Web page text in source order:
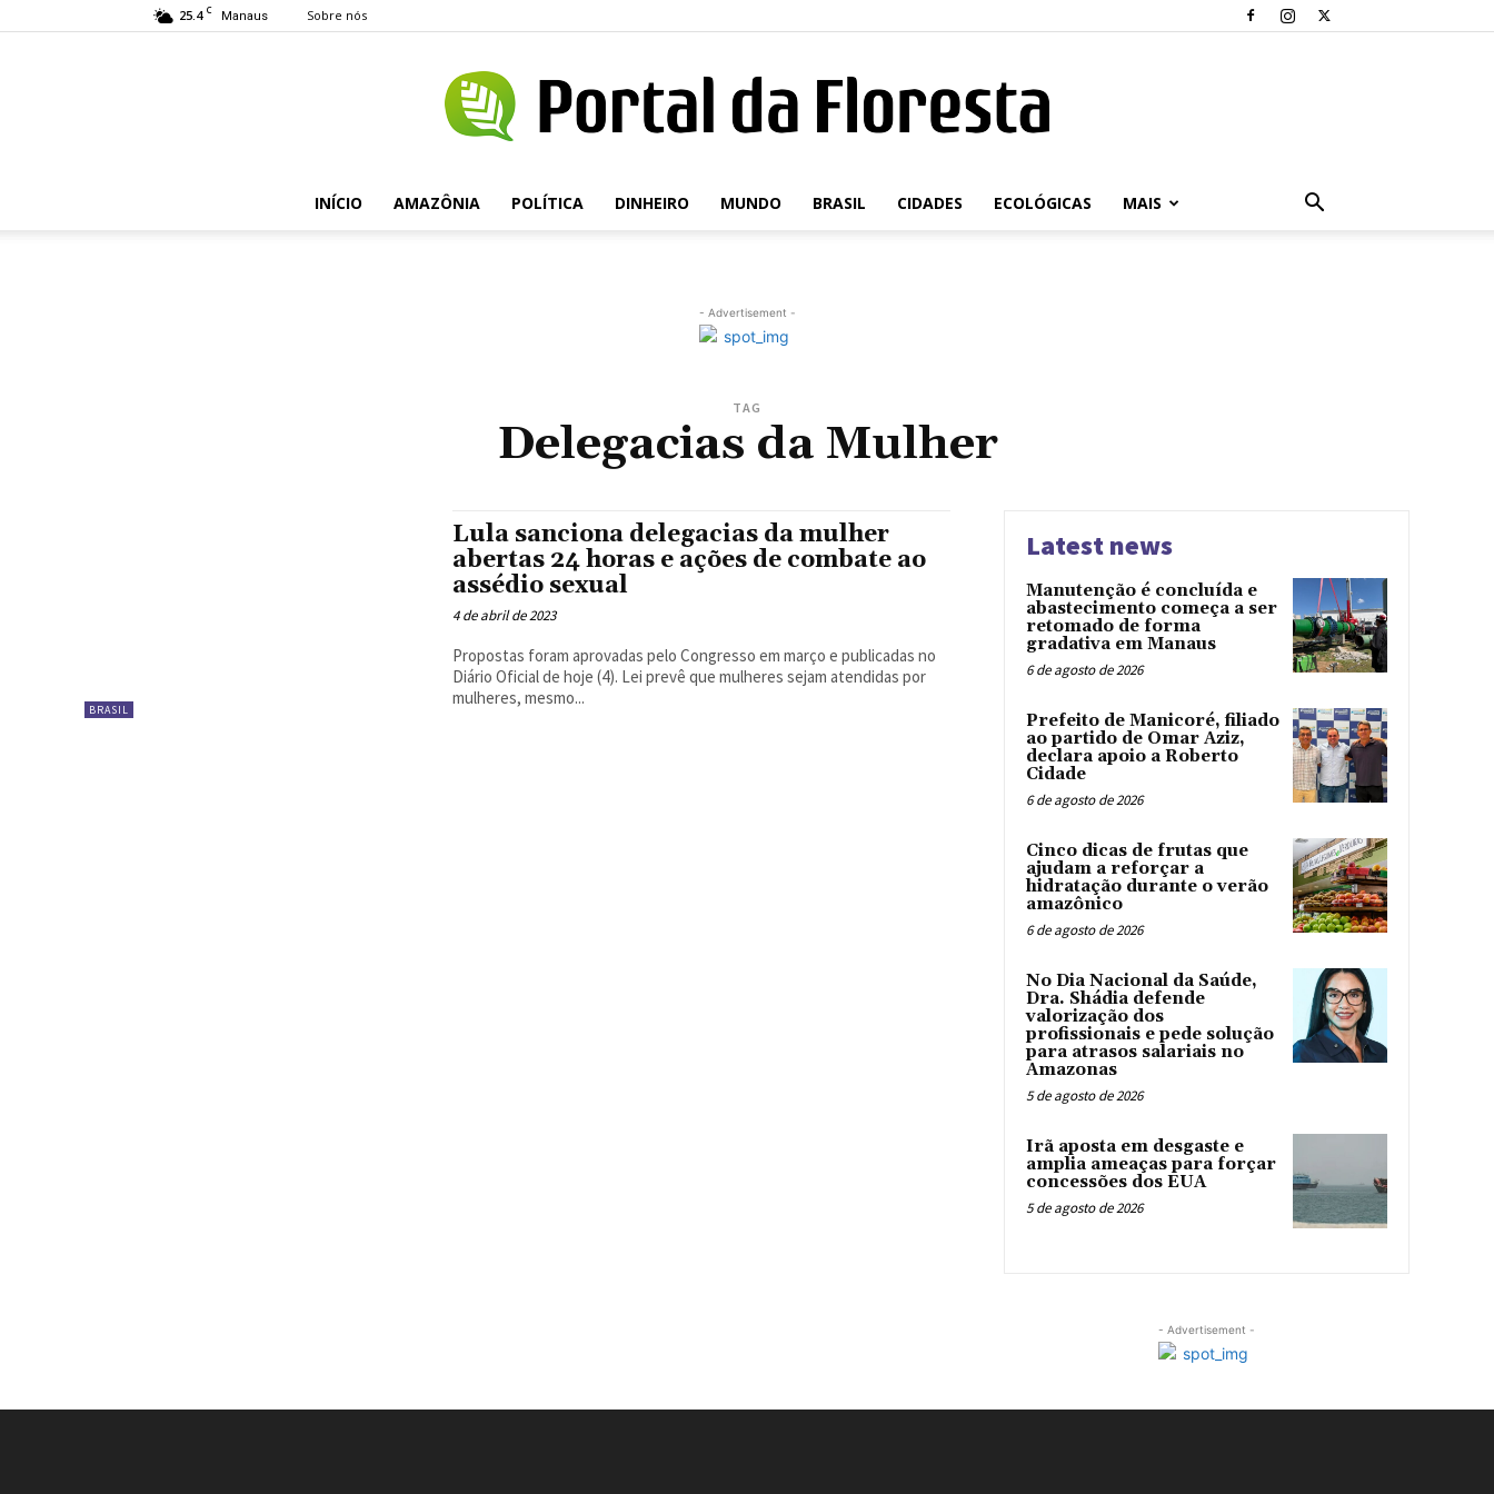
25.4 C Manaus Sobre nós
Portal
INÍCIO AMAZÔNIA POLÍTICA DINHEIRO MUNDO BRASIL CIDADES ECOLÓGICAS MAIS
- Advertisement -
TAG
Delegacias da Mulher
BRASIL
Lula sanciona delegacias da mulher
abertas 24 horas e ações de combate ao
assédio sexual
4 de abril de 2023
Propostas foram aprovadas pelo Congresso em março e publicadas no
Diário Oficial de hoje (4). Lei prevê que mulheres sejam atendidas por
mulheres, mesmo...
Latest news
Manutenção é concluída e
abastecimento começa a ser
retomado de forma
gradativa em Manaus
6 de agosto de 2026
Prefeito de Manicoré, filiado
ao partido de Omar Aziz,
declara apoio a Roberto
Cidade
6 de agosto de 2026
Cinco dicas de frutas que
ajudam a reforçar a
hidratação durante o verão
amazônico
6 de agosto de 2026
No Dia Nacional da Saúde,
Dra. Shádia defende
valorização dos
profissionais e pede solução
para atrasos salariais no
Amazonas
5 de agosto de 2026
Irã aposta em desgaste e
amplia ameaças para forçar
concessões dos EUA
5 de agosto de 2026
- Advertisement -